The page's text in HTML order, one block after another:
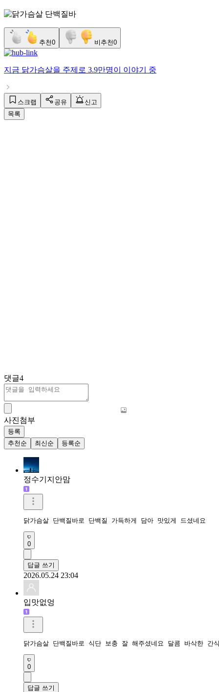
추천0 비추천0
지금 닭가슴살을 주제로 3.9만명이 이야기 중
스크랩 공유
신고
목록
댓글4
사진첨부
등록
추천순
최신순 등록순
정수기지안맘
닭가슴살 단백질바로 단백질 가득하게 담아 맛있게 드셨네요
0
답글 쓰기
2026.05.24 23:04
입맛없엉
닭가슴살 단백질바로 식단 보충 잘 해주셨네요 달콤 바삭한 간
0
답글 쓰기